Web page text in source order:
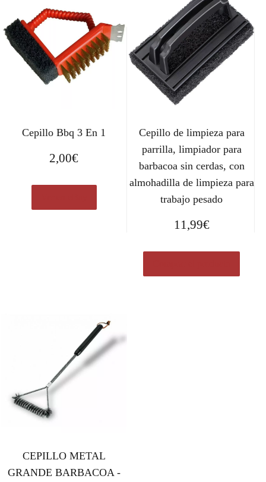
Cepillo Bbq 3 En 1
2,00€
Cepillo de limpieza para
parrilla, limpiador para
barbacoa sin cerdas, con
almohadilla de limpieza para
trabajo pesado
11,99€
CEPILLO METAL
GRANDE BARBACOA -